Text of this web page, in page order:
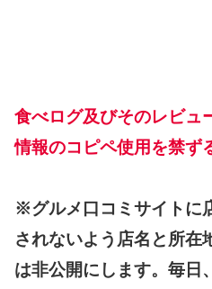
食べログ及びそのレビュ
情報のコピペ使用を禁ず
※グルメ口コミサイトに
されないよう店名と所在
は非公開にします。毎日